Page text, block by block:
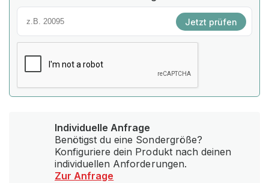
Jetzt prüfen
Individuelle Anfrage
Benötigst du eine Sondergröße?
Konfiguriere dein Produkt nach deinen
individuellen Anforderungen.
Zur Anfrage